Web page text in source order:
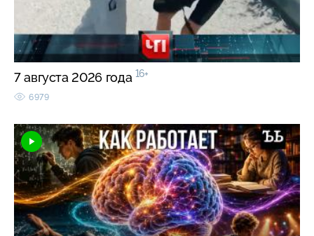
7 августа 2026 года 16+
6979